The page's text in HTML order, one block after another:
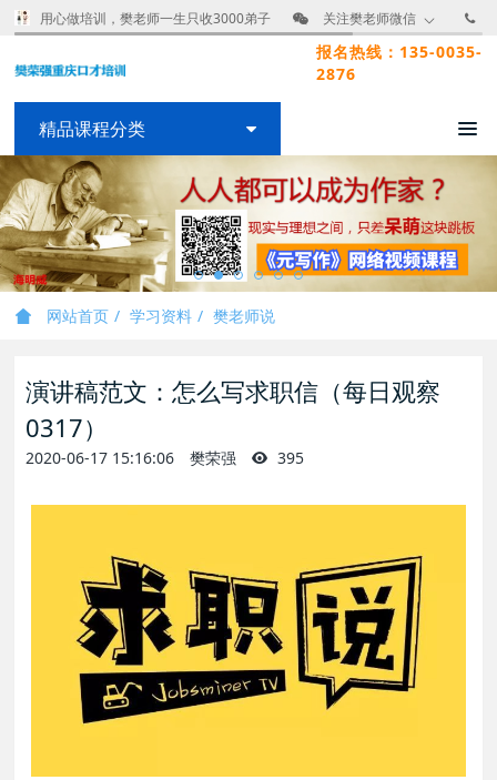
用心做培训，樊老师一生只收3000弟子 关注樊老师微信
报名热线：135-0035-
2876
精品课程分类
网站首页 学习资料 樊老师说
演讲稿范文：怎么写求职信（每日观察
0317）
2020-06-17 15:16:06 樊荣强 395